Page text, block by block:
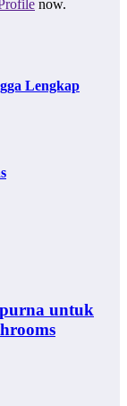
now.
Lengkap
untuk